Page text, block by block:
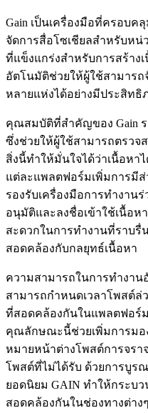
Gain เป็นเครื่องมือที่ครอบค
จัดการสื่อโซเชียลสำหรับห
ที่แข็งแกร่งสำหรับการสร้าง
อัตโนมัติช่วยให้ผู้ใช้สามารถ
หลายแห่งได้อย่างมีประสิทธิ
คุณสมบัติที่สำคัญของ Gain
ซึ่งช่วยให้ผู้ใช้สามารถตรวจ
สิ่งนี้ทำให้มั่นใจได้ว่าเนื้อหา
แต่ละแพลตฟอร์มเพิ่มการมี
รองรับเครื่องมือการทำงาน
อนุมัติและลงชื่อเข้าใช้เนื้อห
สะดวกในการทำงานที่ราบรื่
สอดคล้องกับกลยุทธ์เนื้อหา
ความสามารถในการทำงาน
สามารถกำหนดเวลาโพสต์ล่
ที่สอดคล้องกันในแพลตฟอร์
คุณลักษณะนี้ช่วยเพิ่มการมอ
หมายหน้าต่างโพสต์การจรา
โพสต์ที่ไม่ได้รับ ด้วยการบูร
ยอดนิยม GAIN ทำให้กระบ
สอดคล้องกันในช่องทางต่าง